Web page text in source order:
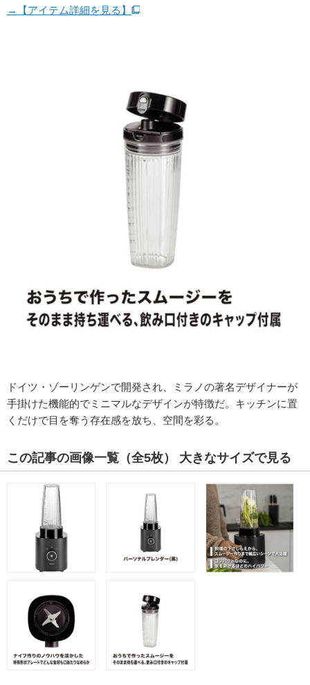
→【アイテム詳細を見る】
ドイツ・ゾーリンゲンで開発され、ミラノの著名デザイナーが
手掛けた機能的でミニマルなデザインが特徴だ。キッチンに置
くだけで目を奪う存在感を放ち、空間を彩る。
この記事の画像一覧 （全5枚） 大きなサイズで見る